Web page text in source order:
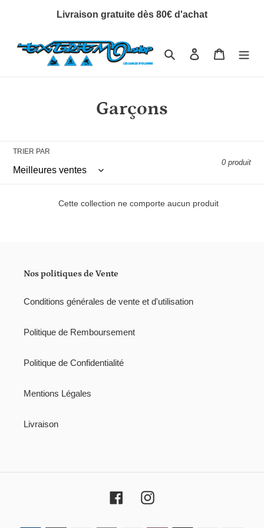
Livraison gratuite dès 80€ d'achat
RechercherSe connecter
Panier
C
l
e
i
n
:
Garçons
TRIER PAR
0 produit
Cette collection ne comporte aucun produit
Nos politiques de Vente
Conditions générales de vente et d'utilisation
Politique de Remboursement
Politique de Confidentialité
Mentions Légales
Livraison
FacebookInstagram